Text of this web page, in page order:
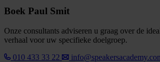
Boek Paul Smit
Onze consultants adviseren u graag over de
verhaal voor uw specifieke doelgroep.
010 433 33 22